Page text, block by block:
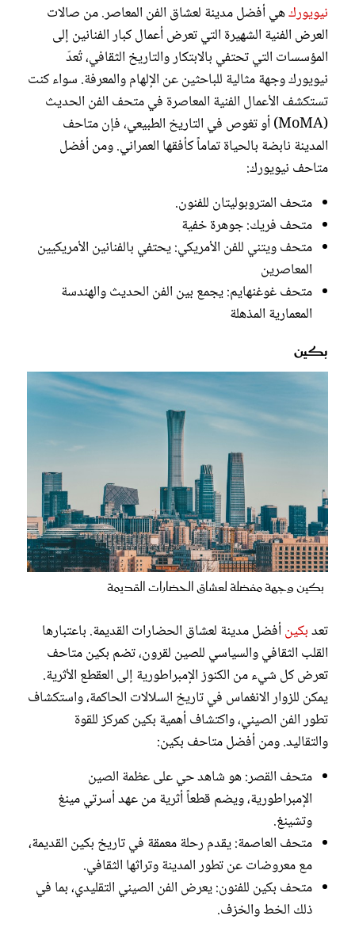
نيويوركهي أفضل مدينة لعشاق الفن المعاصر. من صالات
العرض الفنية الشهيرة التي تعرض أعمال كبار الفنانين إلى
المؤسسات التي تحتفي بالابتكار والتاريخ الثقافي، تُعدّ
نيويورك وجهة مثالية للباحثين عن الإلهام والمعرفة. سواء كنت
تستكشف الأعمال الفنية المعاصرة في متحف الفن الحديث
(MoMA) أو تغوص في التاريخ الطبيعي، فإن متاحف
المدينة نابضة بالحياة تماماً كأفقها العمراني. ومن أفضل
متاحف نيويورك:
متحف المتروبوليتان للفنون.
متحف فريك: جوهرة خفية
متحف ويتني للفن الأمريكي: يحتفي بالفنانين الأمريكيين
المعاصرين
متحف غوغنهايم: يجمع بين الفن الحديث والهندسة
المعمارية المذهلة
بكين
بكين وجهة مفضلة لعشاق الحضارات القديمة
تعدبكينأفضل مدينة لعشاق الحضارات القديمة. باعتبارها
القلب الثقافي والسياسي للصين لقرون، تضم بكين متاحف
تعرض كل شيء من الكنوز الإمبراطورية إلى العقطع الأثرية.
يمكن للزوار الانغماس في تاريخ السلالات الحاكمة، واستكشاف
تطور الفن الصيني، واكتشاف أهمية بكين كمركز للقوة
والتقاليد. ومن أفضل متاحف بكين:
متحف القصر: هو شاهد حي على عظمة الصين
الإمبراطورية، ويضم قطعاً أثرية من عهد أسرتي مينغ
وتشينغ.
متحف العاصمة: يقدم رحلة معمقة في تاريخ بكين القديمة،
مع معروضات عن تطور المدينة وتراثها الثقافي.
متحف بكين للفنون: يعرض الفن الصيني التقليدي، بما في
ذلك الخط والخزف.